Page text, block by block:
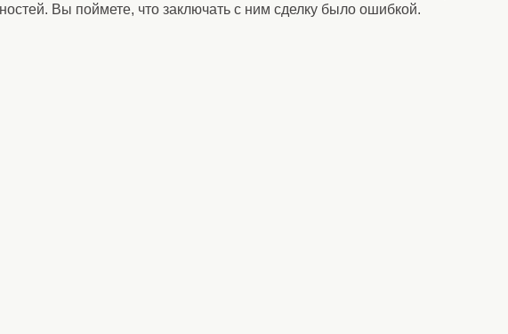
Вы поймете, что заключать с ним сделку было ошибкой.